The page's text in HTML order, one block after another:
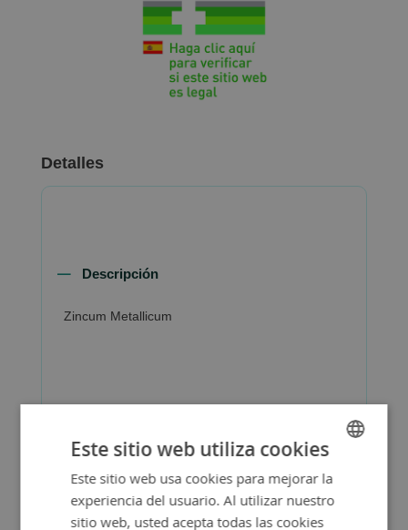
Detalles
Descripción
Zincum Metallicum
SPANISH
ENGLISH
Este sitio web utiliza cookies
Este sitio web usa cookies para mejorar la
experiencia del usuario. Al utilizar nuestro
sitio web, usted acepta todas las cookies